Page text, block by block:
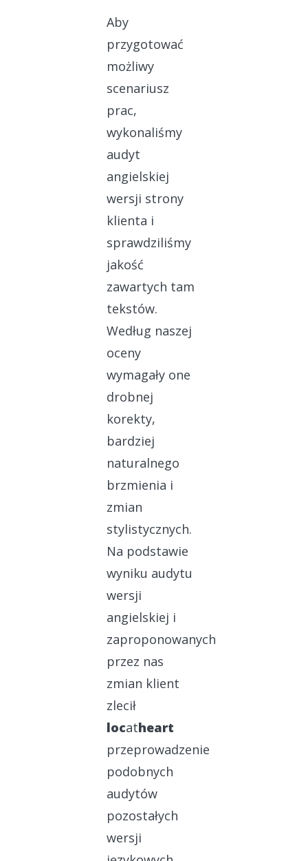
Aby
przygotować
możliwy
scenariusz
prac,
wykonaliśmy
audyt
angielskiej
wersji strony
klienta i
sprawdziliśmy
jakość
zawartych tam
tekstów.
Według naszej
oceny
wymagały one
drobnej
korekty,
bardziej
naturalnego
brzmienia i
zmian
stylistycznych.
Na podstawie
wyniku audytu
wersji
angielskiej i
zaproponowanych
przez nas
zmian klient
zlecił
locatheart
przeprowadzenie
podobnych
audytów
pozostałych
wersji